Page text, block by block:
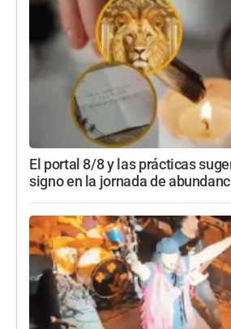
El portal 8/8 y las prácticas
signo en la jornada de